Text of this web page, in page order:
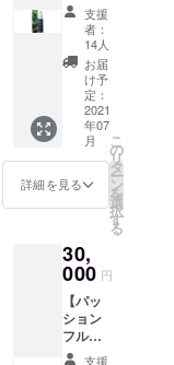
円） ◎
南大隅
町産無
農薬の
ホー
リーバ
ジルを1
本に約
400g使
用しエ
キス抽
キスの
入浴剤
４）ボ
タニカ
ノン
シトラ
品、C品
クラス
を5個
（生果
実）
２）ボ
タニカ
ノン
パッ
ション
＆ホー
（内
訳）
パッ
ション
フルー
ツロー
ション
ツ＆
パッ
ション
フルー
ツオ
イル美
容セッ
ト（商
品合計
11,110
円相
当）】
１）南
産農薬
不使用
パッ
ション
フルー
ツ規格
外品：B
支援
者：
14人
お届
け予
定：
2021
年07
月
詳細を見る
こ
の
リ
タ
ー
ン
を
選
択
す
る
30,
000 円
【パッ
ション
フルー
ツ20個
支援